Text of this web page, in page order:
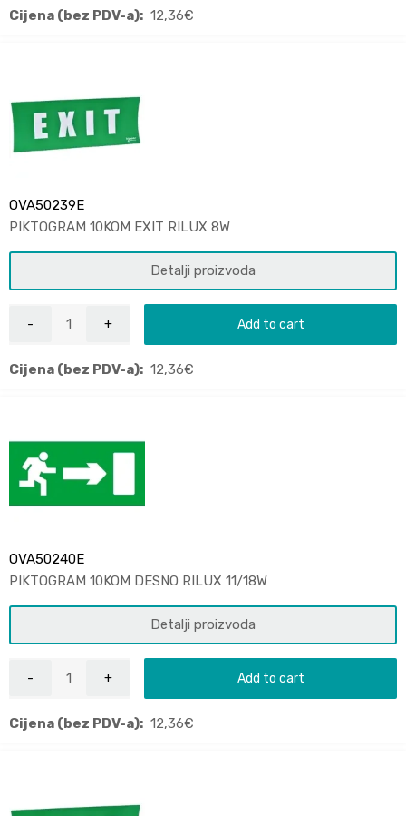
Cijena (bez PDV-a): 12,36€
OVA50239E
PIKTOGRAM 10KOM EXIT RILUX 8W
Detalji proizvoda
Add to cart
Cijena (bez PDV-a): 12,36€
OVA50240E
PIKTOGRAM 10KOM DESNO RILUX 11/18W
Detalji proizvoda
Add to cart
Cijena (bez PDV-a): 12,36€